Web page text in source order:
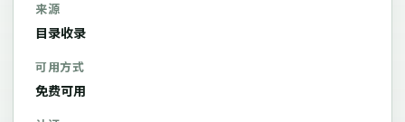
来源
目录收录
可用方式
免费可用